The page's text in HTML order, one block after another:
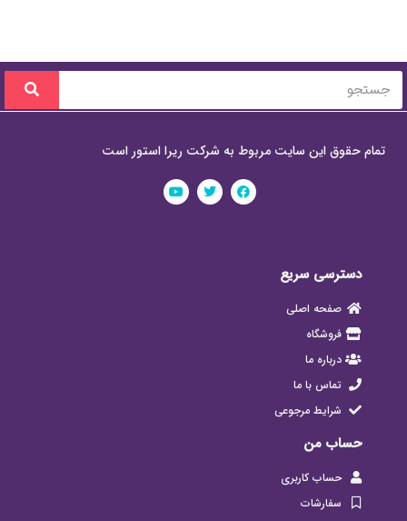
تمام حقوق این سایت مربوط به شرکت ریرا استور است
دسترسی سریع
صفحه اصلی
فروشگاه
درباره ما
تماس با ما
شرایط مرجوعی
حساب من
حساب کاربری
سفارشات